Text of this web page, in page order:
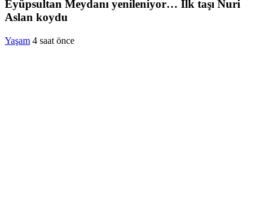
Eyüpsultan Meydanı yenileniyor… İlk taşı Nuri
Aslan koydu
Yaşam 4 saat önce